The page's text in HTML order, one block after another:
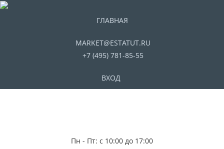
ГЛАВНАЯ
MARKET@ESTATUT.RU
+7 (495) 781-85-55
ВХОД
Пн - Пт: с 10:00 до 17:00